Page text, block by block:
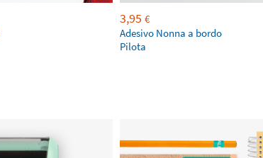
3,95 €
Adesivo Nonna a bordo
Pilota